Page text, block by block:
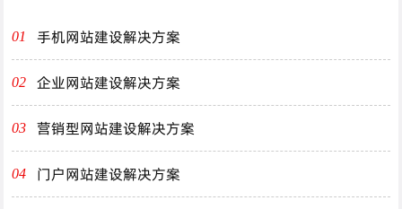
01 手机网站建设解决方案
02 企业网站建设解决方案
03 营销型网站建设解决方案
04 门户网站建设解决方案